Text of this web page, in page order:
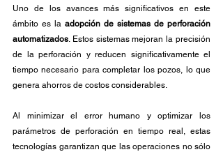
Uno de los avances más significativos en este
ámbito es la adopción de sistemas de perforación
automatizados. Estos sistemas mejoran la precisión
de la perforación y reducen significativamente el
tiempo necesario para completar los pozos, lo que
genera ahorros de costos considerables.
Al minimizar el error humano y optimizar los
parámetros de perforación en tiempo real, estas
tecnologías garantizan que las operaciones no sólo